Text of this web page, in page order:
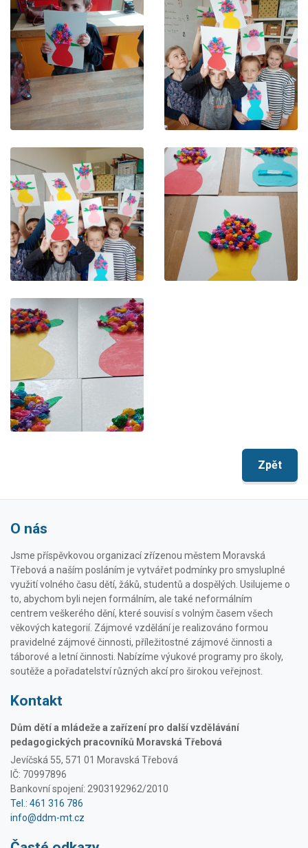
Zpět
O nás
Jsme příspěvkovou organizací zřízenou městem Moravská
Třebová a naším posláním je vytvářet podmínky pro smysluplné
využití volného času dětí, žáků, studentů a dospělých. Usilujeme o
to, abychom byli nejen formálním, ale také neformálním
centrem veškerého dění, které souvisí s volným časem všech
věkových kategorií. Zájmové vzdělání je realizováno formou
pravidelné zájmové činnosti, příležitostné zájmové činnosti a
táborové a letní činnosti. Nabízíme výukové programy pro školy,
soutěže a pořadatelství různých akcí pro širokou veřejnost.
Kontakt
Dům dětí a mládeže a zařízení pro další vzdělávání
pedagogických pracovníků Moravská Třebová
Jevíčská 55, 571 01 Moravská Třebová
IČ: 70997896
Bankovní spojení: 2903192962/2010
Tel.: 461 316 786
info@ddm-mt.cz